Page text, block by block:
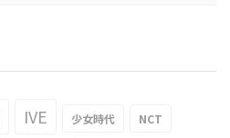
IVE 少女時代 NCT